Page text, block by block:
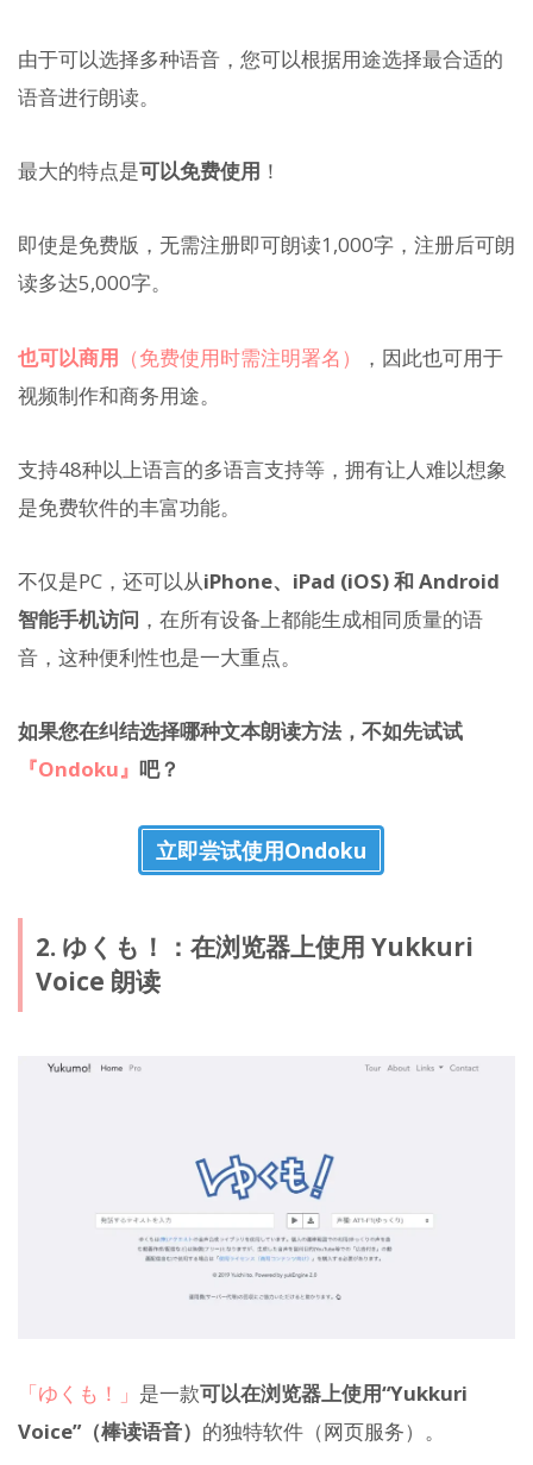
由于可以选择多种语音，您可以根据用途选择最合适的
语音进行朗读。
最大的特点是可以免费使用 ！
即使是免费版，无需注册即可朗读1,000字，注册后可朗
读多达5,000字。
也可以商用 （免费使用时需注明署名）
，因此也可用于
视频制作和商务用途。
支持48种以上语言的多语言支持等，拥有让人难以想象
是免费软件的丰富功能。
不仅是PC，还可以从iPhone、iPad (iOS) 和 Android
智能手机访问 ，在所有设备上都能生成相同质量的语
音，这种便利性也是一大重点。
如果您在纠结选择哪种文本朗读方法，不如先试试
『Ondoku』 吧？
立即尝试使用Ondoku
2. ゆくも！：在浏览器上使用 Yukkuri
Voice 朗读
「ゆくも！」 是一款可以在浏览器上使用“Yukkuri
Voice”（棒读语音） 的独特软件（网页服务）。